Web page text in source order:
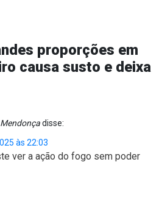
proporções em
causa susto e deixa
disse:
às 22:03
ver a ação do fogo sem poder